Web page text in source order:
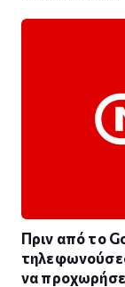
Πριν από το
να